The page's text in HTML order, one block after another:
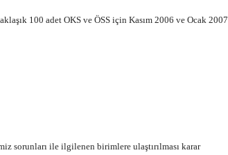
100 adet OKS ve ÖSS için Kasım 2006 ve Ocak 2007
sorunları ile ilgilenen birimlere ulaştırılması karar